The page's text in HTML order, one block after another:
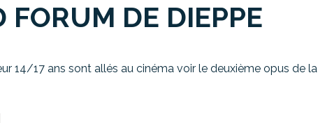
FORUM DE DIEPPE
14/17 ans sont allés au cinéma voir le deuxième opus de la